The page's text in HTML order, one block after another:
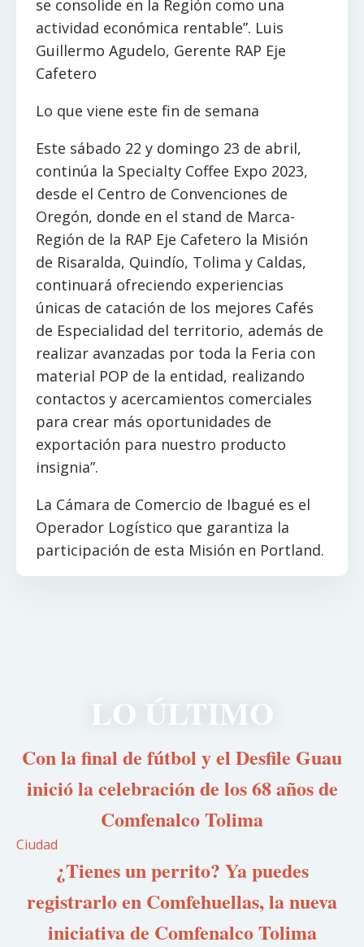
se consolide en la Región como una
actividad económica rentable”. Luis
Guillermo Agudelo, Gerente RAP Eje
Cafetero
Lo que viene este fin de semana
Este sábado 22 y domingo 23 de abril,
continúa la Specialty Coffee Expo 2023,
desde el Centro de Convenciones de
Oregón, donde en el stand de Marca-
Región de la RAP Eje Cafetero la Misión
de Risaralda, Quindío, Tolima y Caldas,
continuará ofreciendo experiencias
únicas de catación de los mejores Cafés
de Especialidad del territorio, además de
realizar avanzadas por toda la Feria con
material POP de la entidad, realizando
contactos y acercamientos comerciales
para crear más oportunidades de
exportación para nuestro producto
insignia”.
La Cámara de Comercio de Ibagué es el
Operador Logístico que garantiza la
participación de esta Misión en Portland.
LO ÚLTIMO
Con la final de fútbol y el Desfile Guau
inició la celebración de los 68 años de
Comfenalco Tolima
Ciudad
¿Tienes un perrito? Ya puedes
registrarlo en Comfehuellas, la nueva
iniciativa de Comfenalco Tolima